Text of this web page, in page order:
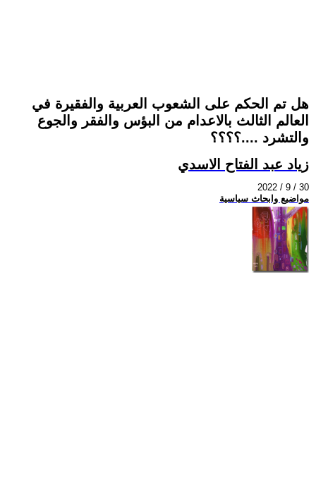
هل تم الحكم على الشعوب العربية والفقيرة في
العالم الثالث بالاعدام من البؤس والفقر والجوع
والتشرد ....؟؟؟؟
زياد عبد الفتاح الاسدي
2022 / 9 / 30
مواضيع وابحاث سياسية